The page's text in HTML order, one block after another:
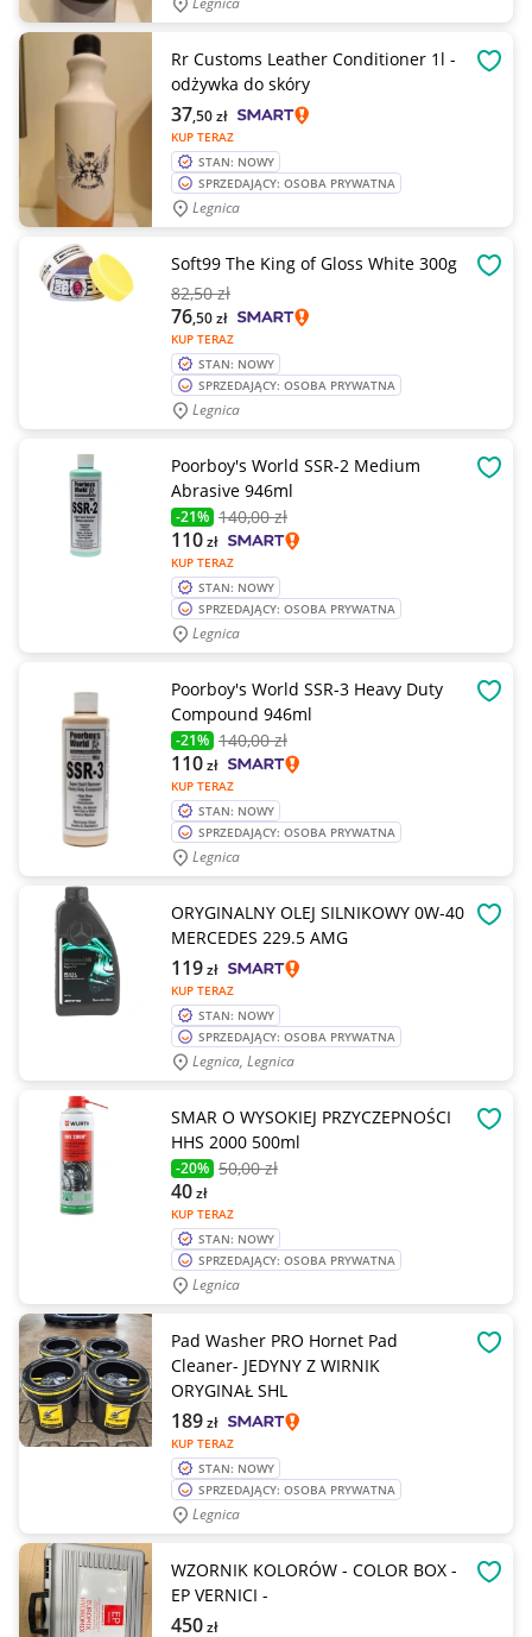
Rr Customs Leather Conditioner 1l -
odżywka do skóry
KUP TERAZ
37,50zł
STAN: NOWY
SPRZEDAJĄCY: OSOBA PRYWATNA
Legnica
Soft99 The King of Gloss White 300g
82,50 zł
KUP TERAZ
76,50zł
STAN: NOWY
SPRZEDAJĄCY: OSOBA PRYWATNA
Legnica
Poorboy's World SSR-2 Medium
Abrasive 946ml
-21% 140,00 zł
KUP TERAZ
110zł
STAN: NOWY
SPRZEDAJĄCY: OSOBA PRYWATNA
Legnica
Poorboy's World SSR-3 Heavy Duty
Compound 946ml
-21% 140,00 zł
KUP TERAZ
110zł
STAN: NOWY
SPRZEDAJĄCY: OSOBA PRYWATNA
Legnica
ORYGINALNY OLEJ SILNIKOWY 0W-40
MERCEDES 229.5 AMG
KUP TERAZ
119zł
STAN: NOWY
SPRZEDAJĄCY: OSOBA PRYWATNA
Legnica, Legnica
SMAR O WYSOKIEJ PRZYCZEPNOŚCI
HHS 2000 500ml
-20% 50,00 zł
KUP TERAZ
40zł
STAN: NOWY
SPRZEDAJĄCY: OSOBA PRYWATNA
Legnica
Pad Washer PRO Hornet Pad
Cleaner- JEDYNY Z WIRNIK
ORYGINAŁ SHL
KUP TERAZ
189zł
STAN: NOWY
SPRZEDAJĄCY: OSOBA PRYWATNA
Legnica
WZORNIK KOLORÓW - COLOR BOX -
EP VERNICI -
450zł